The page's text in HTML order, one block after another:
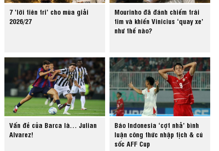
7 ‘lời tiên tri’ cho mùa giải
2026/27
Mourinho đã đánh chiếm trái
tim và khiến Vinicius ‘quay xe’
như thế nào?
Vấn đề của Barca là… Julian
Alvarez!
Báo Indonesia ‘cợt nhả’ bình
luận công thức nhập tịch & cú
sốc AFF Cup